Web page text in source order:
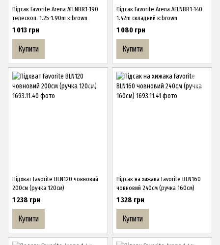
Підсак Favorite Arena ATLNBR1-190
телескоп. 1.25-1.90m к:brown
1 013 грн
Купити
Підсак Favorite Arena AFLNBR1-140
1.42m складний к:brown
1 080 грн
Купити
Підхват Favorite BLN120 човновий
200см (ручка 120см)
1 238 грн
Купити
Підсак на хижака Favorite BLN160
човновий 240см (ручка 160см)
1 328 грн
Купити